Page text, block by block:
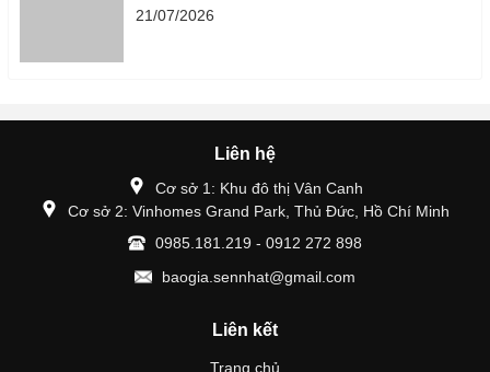
21/07/2026
Liên hệ
Cơ sở 1: Khu đô thị Vân Canh
Cơ sở 2: Vinhomes Grand Park, Thủ Đức, Hồ Chí Minh
0985.181.219 - 0912 272 898
baogia.sennhat@gmail.com
Trang chủ
Giới thiệu